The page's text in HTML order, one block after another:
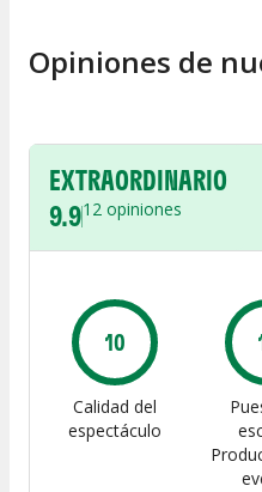
Opiniones de
EXTRAORDINARIO
9.912 opiniones
10
Calidad del
espectáculo